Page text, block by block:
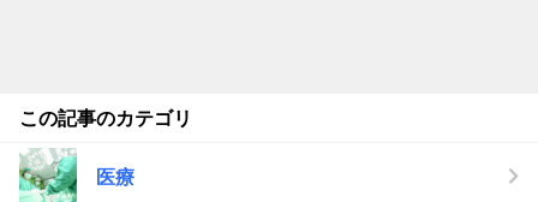
この記事のカテゴリ
医療